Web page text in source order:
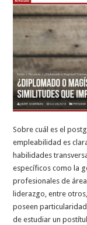
Sobre cuál es el
empleabilidad es
habilidades
específicos como la
profesionales de
liderazgo, entre
poseen
de estudiar un